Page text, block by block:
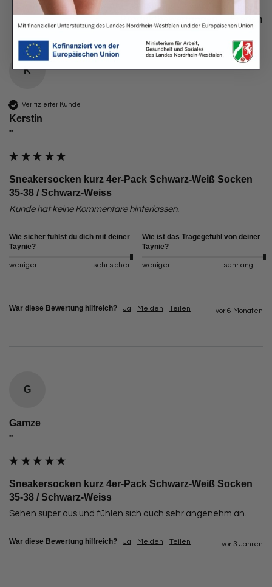
Fragen
K
Verifizierter Kunde
Kerstin
""
Sneakersocken kurz 4er-Pack Schwarz-Weiß Socken
35-38 / Schwarz-Weiss
Kunde hat keine Kommentare hinterlassen.
Wie sicher fühlst du dich mit deiner
Taynie?
weniger sicher sehr sicher
Wie ist das Tragegefühl von deiner
Taynie?
weniger angenehm sehr angenehm
War diese Bewertung hilfreich? Ja Melden Teilen vor 6 Monaten
G
Gamze
""
Sneakersocken kurz 4er-Pack Schwarz-Weiß Socken
35-38 / Schwarz-Weiss
Sehen super aus und fühlen sich auch sehr angenehm an.
War diese Bewertung hilfreich? Ja Melden Teilen vor 3 Jahren